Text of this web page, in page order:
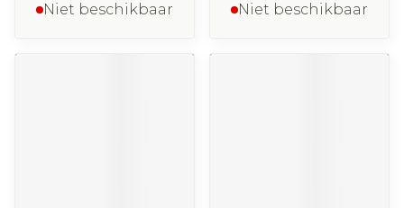
Niet beschikbaar Niet beschikbaar